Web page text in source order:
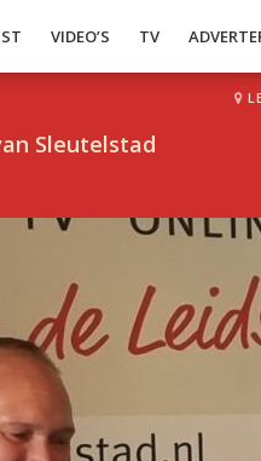
VIDEO’S TV
Sleutelstad